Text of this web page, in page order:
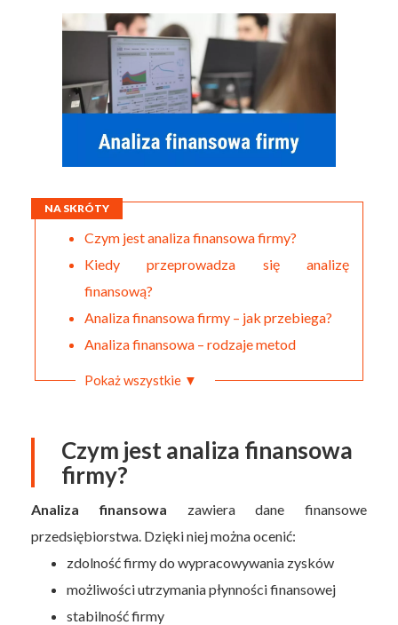
NA SKRÓTY
Czym jest analiza finansowa firmy?
Kiedy przeprowadza się analizę
finansową?
Analiza finansowa firmy – jak przebiega?
Analiza finansowa – rodzaje metod
Pokaż wszystkie ▼
Czym jest analiza finansowa
firmy?
Analiza finansowa zawiera dane finansowe
przedsiębiorstwa. Dzięki niej można ocenić:
zdolność firmy do wypracowywania zysków
możliwości utrzymania płynności finansowej
stabilność firmy